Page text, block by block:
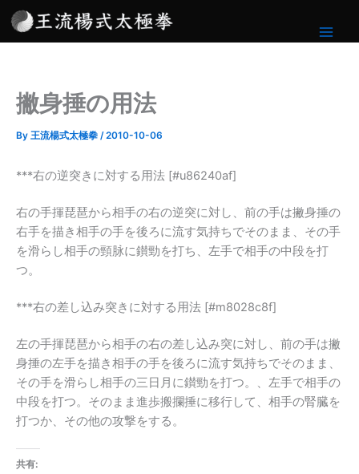
を
撇身捶の用法
By 王流楊式太極拳 /2010-10-06
***右の逆突きに対する用法 [#u86240af]
右の手揮琵琶から相手の右の逆突に対し、前の手は撇身捶の
右手を描き相手の手を後ろに流す気持ちでそのまま、その手
を滑らし相手の頸脉に鑚勁を打ち、左手で相手の中段を打
つ。
***右の差し込み突きに対する用法 [#m8028c8f]
左の手揮琵琶から相手の右の差し込み突に対し、前の手は撇
身捶の左手を描き相手の手を後ろに流す気持ちでそのまま、
その手を滑らし相手の三日月に鑚勁を打つ。、左手で相手の
中段を打つ。そのまま進歩搬攔捶に移行して、相手の腎臓を
打つか、その他の攻撃をする。
共有: